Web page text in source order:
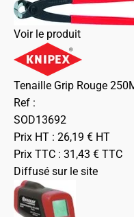
Voir le produit
Tenaille Grip Rouge
Ref :
SOD13692
Prix HT : 26,19 € HT
Prix TTC : 31,43 € TTC
Diffusé sur le site